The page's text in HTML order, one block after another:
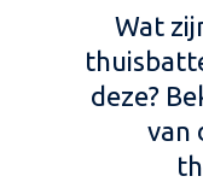
Wat
deze?
van